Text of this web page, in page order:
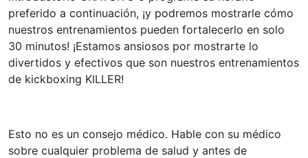
preferido a continuación, ¡y podremos mostrarle cómo
nuestros entrenamientos pueden fortalecerlo en solo
30 minutos! ¡Estamos ansiosos por mostrarte lo
divertidos y efectivos que son nuestros entrenamientos
de kickboxing KILLER!
Esto no es un consejo médico. Hable con su médico
sobre cualquier problema de salud y antes de